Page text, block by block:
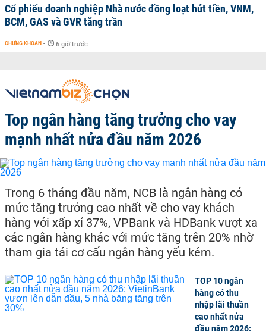
Cổ phiếu doanh nghiệp Nhà nước đồng loạt hút tiền, VNM,
BCM, GAS và GVR tăng trần
CHỨNG KHOÁN - 6 giờ trước
Top ngân hàng tăng trưởng cho vay
mạnh nhất nửa đầu năm 2026
Trong 6 tháng đầu năm, NCB là ngân hàng có
mức tăng trưởng cao nhất về cho vay khách
hàng với xấp xỉ 37%, VPBank và HDBank vượt xa
các ngân hàng khác với mức tăng trên 20% nhờ
tham gia tái cơ cấu ngân hàng yếu kém.
TOP 10 ngân
hàng có thu
nhập lãi thuần
cao nhất nửa
đầu năm 2026: